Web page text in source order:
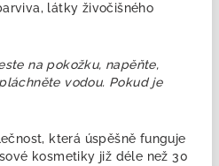
látky živočišného
na pokožku, napěňte,
vodou. Pokud je
která úspěšně funguje
kosmetiky již déle než 30